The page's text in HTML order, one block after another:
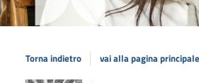
Torna indietro vai alla pagina principale